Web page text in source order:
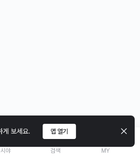
게 보세요. 앱 열기
시야 검색 MY